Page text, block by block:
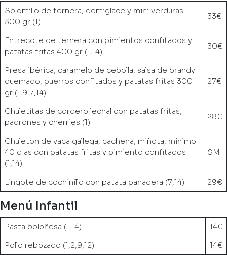
Solomillo de ternera, demiglace y mini verduras
300 gr (1)
33€
Entrecote de ternera con pimientos confitados y
patatas fritas 400 gr (1,14)
30€
Presa ibérica, caramelo de cebolla, salsa de brandy
quemado, puerros confitados y patatas fritas 300
gr (1,9,7,14)
27€
Chuletitas de cordero lechal con patatas fritas,
padrones y cherries (1)
28€
Chuletón de vaca gallega, cachena, miñota, mínimo
40 días con patatas fritas y pimiento confitados
(1,14)
SM
Lingote de cochinillo con patata panadera (7,14) 29€
Menú Infantil
Pasta boloñesa (1,14)
14€
Pollo rebozado (1,2,9,12)
14€